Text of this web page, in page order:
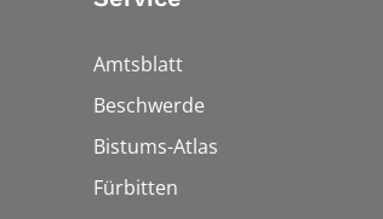
Amtsblatt
Beschwerde
Bistums-Atlas
Fürbitten